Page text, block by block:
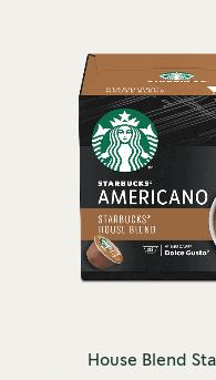
House Blend